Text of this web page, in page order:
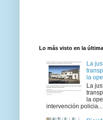
Lo más visto en la
La
la
La
la
intervención policia...